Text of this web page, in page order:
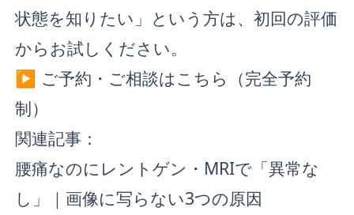
状態を知りたい」という方は、初回の評価
からお試しください。
▶ ご予約・ご相談はこちら（完全予約
制）
関連記事：
腰痛なのにレントゲン・MRIで「異常な
し」｜画像に写らない3つの原因